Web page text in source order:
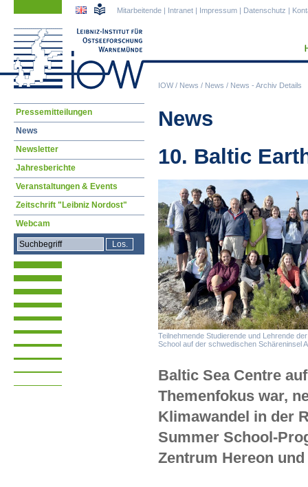
IOW/ News / News / News - Archiv Details
Mitarbeitende | Intranet | Impressum | Datenschutz |
News
10. Baltic
Teilnehmende Studierende und Lehrende
School auf der schwedischen Schäreninsel
Baltic Sea Centre
Themenfokus war,
Klimawandel in der
Summer School-
Zentrum Hereon
Navigation
Pressemitteilungen
News
Newsletter
Jahresberichte
Veranstaltungen & Events
Zeitschrift "Leibniz Nordost"
Webcam